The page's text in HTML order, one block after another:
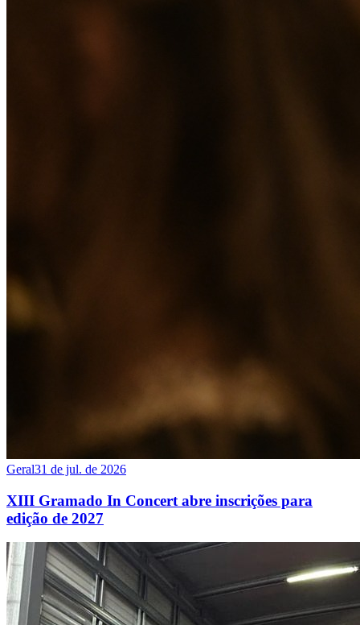
Geral31 de jul. de 2026
XIII Gramado In Concert abre inscrições para
edição de 2027